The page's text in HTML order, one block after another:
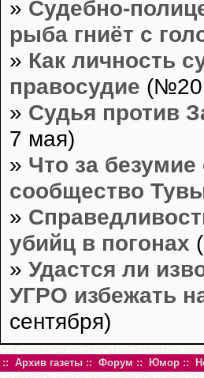
» Судебно-
рыба гниёт с
» Как личность
правосудие
» Судья против
7 мая)
» Что за
сообщество
»
убийц в погонах
» Удастся ли
УГРО избежать
сентября)
:: Архив газеты :: Форум :: Юмор ::